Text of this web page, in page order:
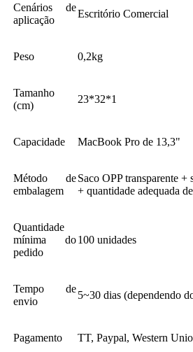
Cenários de
aplicação
Escritório Comercial
Peso 0,2kg
Tamanho
(cm)
23*32*1
Capacidade MacBook Pro de 13,3"
Método de
embalagem
Saco OPP transparente
+ quantidade adequada
Quantidade
mínima do
pedido
100 unidades
Tempo de
envio
5~30 dias (dependendo
Pagamento TT, Paypal, Western